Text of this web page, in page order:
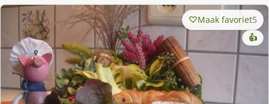
Maak favoriet5
👍